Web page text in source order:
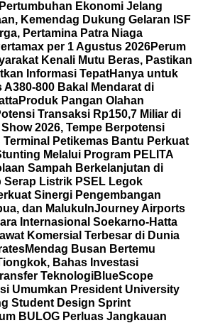
Ekonomi Jelang
Kemendag Dukung Gelaran ISF
Pertamina Patra Niaga
per 1 Agustus 2026Perum
Kenali Mutu Beras, Pastikan
Informasi TepatHanya untuk
800 Bakal Mendarat di
Produk Pangan Olahan
Transaksi Rp150,7 Miliar di
2026, Tempe Berpotensi
Terminal Petikemas Bantu Perkuat
Melalui Program PELITA
Sampah Berkelanjutan di
Serap Listrik PSEL Legok
Sinergi Pengembangan
dan Maluku InJourney Airports
Internasional Soekarno-Hatta
Komersial Terbesar di Dunia
Mendag Busan Bertemu
Bahas Investasi
TeknologiBlueScope
Umumkan President University
Student Design Sprint
BULOG Perluas Jangkauan